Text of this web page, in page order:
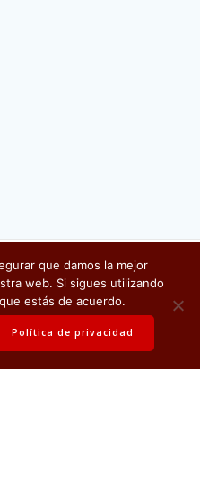
Misana
reserved
que damos la mejor
web. Si sigues utilizando
estás de acuerdo.
Política de privacidad